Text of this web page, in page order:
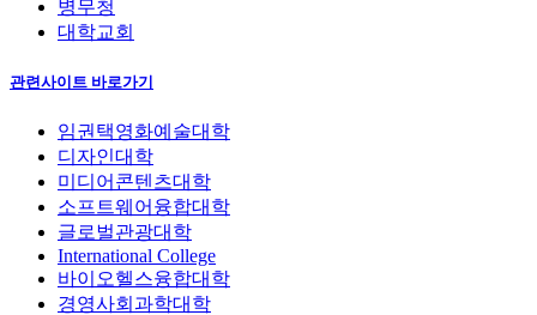
병무청
대학교회
관련사이트 바로가기
임권택영화예술대학
디자인대학
미디어콘텐츠대학
소프트웨어융합대학
글로벌관광대학
International College
바이오헬스융합대학
경영사회과학대학